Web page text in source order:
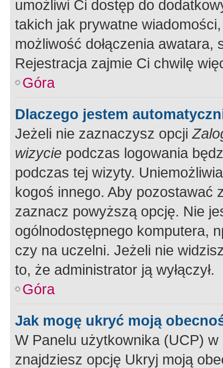
umożliwi Ci dostęp do
takich jak prywatne
możliwość dołączenia
Rejestracja zajmie Ci chwilę
Góra
Dlaczego jestem
Jeżeli nie zaznaczysz opcji
wizycie podczas logowania
podczas tej wizyty.
kogoś innego. Aby pozostawać
zaznacz powyższą opcję. Nie
ogólnodostępnego komputera,
czy na uczelni. Jeżeli nie
to, że administrator ją wyłączył.
Góra
Jak mogę ukryć moją
W Panelu użytkownika (UCP) w
znajdziesz opcję Ukryj moją